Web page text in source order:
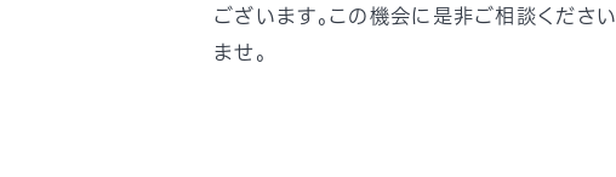
ございます。この機会に是非ご相談ください
ませ。